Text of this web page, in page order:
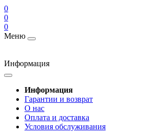
0
0
0
Меню
Информация
Информация
Гарантии и возврат
О нас
Оплата и доставка
Условия обслуживания